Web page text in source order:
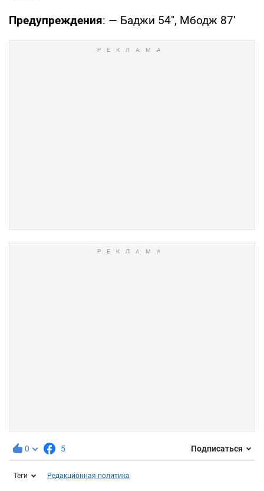
Предупреждения: — Баджи 54", Мбодж 87’
0 5 Подписаться
Теги Редакционная политика